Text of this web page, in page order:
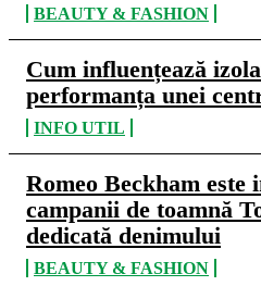
BEAUTY & FASHION
Cum influențează
performanța unei
INFO UTIL
Romeo Beckham este
campanii de toamnă
dedicată denimului
BEAUTY & FASHION